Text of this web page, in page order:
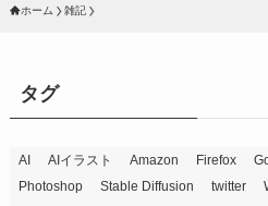
ホーム 雑記
タグ
AI AIイラスト Amazon Firefox
Photoshop
Stable Diffusion twitter